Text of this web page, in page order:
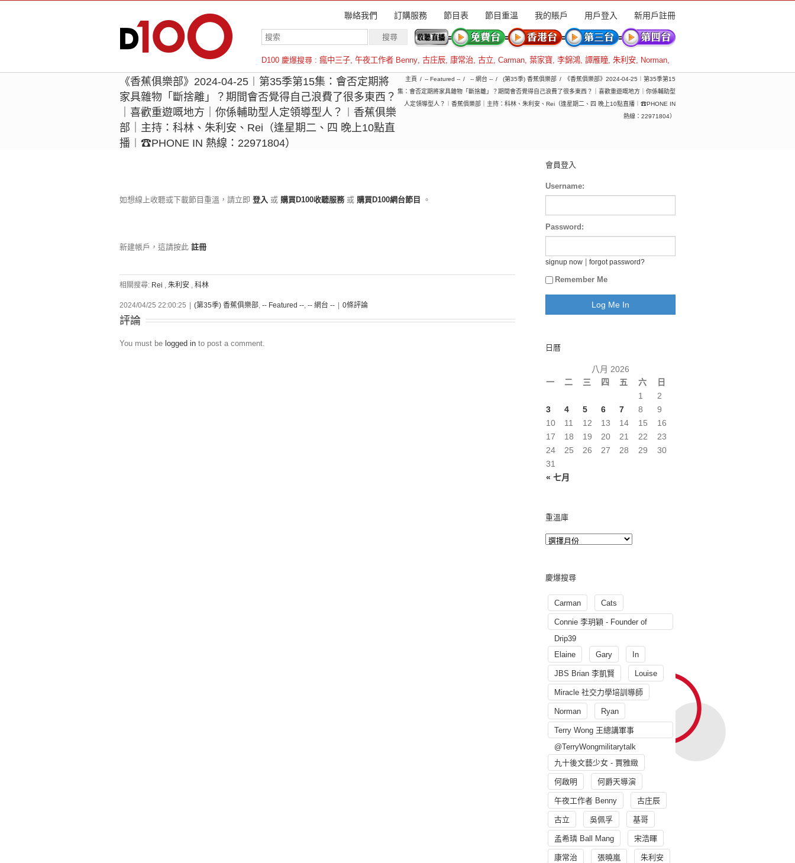
聯絡我們 訂購服務 節目表 節目重溫 我的賬戶 用戶登入 新用戶註冊
D100 慶爆搜尋 : 瘋中三子, 午夜工作者 Benny, 古庄辰, 康常治, 古立, Carman, 葉家寶, 李錦鴻, 譚雁瞳, 朱利安, Norman,
羅倫斯
《香蕉俱樂部》2024-04-25︱第35季第15集：會否定期將
家具雜物「斷捨離」？期間會否覺得自己浪費了很多東西？
｜喜歡重遊嘅地方｜你係輔助型人定領導型人？︱香蕉俱樂
部｜主持：科林、朱利安、Rei（逢星期二、四 晚上10點直
播︱☎PHONE IN 熱線：22971804）
主頁 -- Featured -- -- 網台 -- (第35季) 香蕉俱樂部
《香蕉俱樂部》2024-04-25︱第35季第15
集：會否定期將家具雜物「斷捨離」？期間會否覺得自己浪費了很多東西？｜喜歡重遊嘅地方｜你係輔助型
人定領導型人？︱香蕉俱樂部｜主持：科林、朱利安、Rei（逢星期二、四 晚上10點直播︱☎PHONE IN
熱線：22971804）
如想線上收聽或下載節目重溫，請立即 登入 或 購買D100收聽服務 或 購買D100網台節目 。
新建帳戶，這請按此 註冊
相關搜尋: Rei , 朱利安 , 科林
2024/04/25 22:00:25 (第35季) 香蕉俱樂部, -- Featured --, -- 網台 -- 0條評論
評論
You must be logged in to post a comment.
會員登入
Username:
Password:
signup now forgot password?
Remember Me
日曆
八月 2026
一
二 三 四 五 六 日
« 七月
1
2
3
4 5 6 7 8
9
10
11 12 13 14 15
16
17
18 19 20 21 22
23
24
25 26 27 28 29
30
31
重溫庫
慶爆搜尋
Carman Cats
Connie 李玥穎 - Founder of
Drip39
Elaine
Gary In
JBS Brian 李凱賢 Louise
Miracle 社交力學培訓導師
Norman Ryan
Terry Wong 王總講軍事
@TerryWongmilitarytalk
九十後文藝少女 - 賈雅緻
何啟明 何爵天導演
午夜工作者 Benny 古庄辰
古立 吳佩孚 基哥
孟希璘 Ball Mang 宋浩暉
康常治 張曉嵐 朱利安